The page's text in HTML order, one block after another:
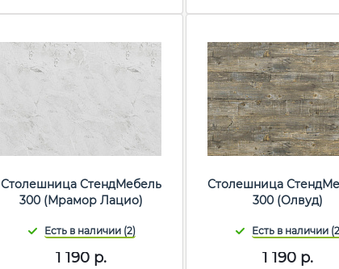
Столешница СтендМебель
300 (Мрамор Лацио)
1 190р.
Столешница
300 (Олвуд)
1 190 р.